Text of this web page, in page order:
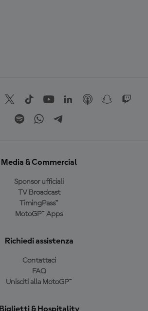
Media & Commercial
Sponsor ufficiali
TV Broadcast
TimingPass™
MotoGP™ Apps
Richiedi assistenza
Contattaci
FAQ
Unisciti alla MotoGP™
Biglietti & Hospitality